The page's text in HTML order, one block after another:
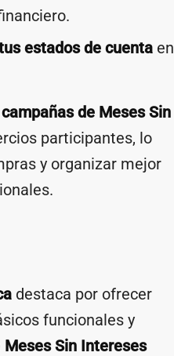
estados de cuenta en
campañas de Meses Sin
participantes, lo
y organizar mejor
destaca por ofrecer
funcionales y
Meses Sin Intereses